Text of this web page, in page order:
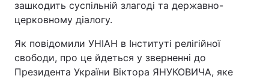
зашкодить суспільній злагоді та державно-
церковному діалогу.
Як повідомили УНІАН в Інституті релігійної
свободи, про це йдеться у зверненні до
Президента України Віктора ЯНУКОВИЧА, яке